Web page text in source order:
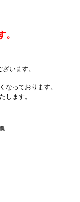
。
います。
なっております。
します。